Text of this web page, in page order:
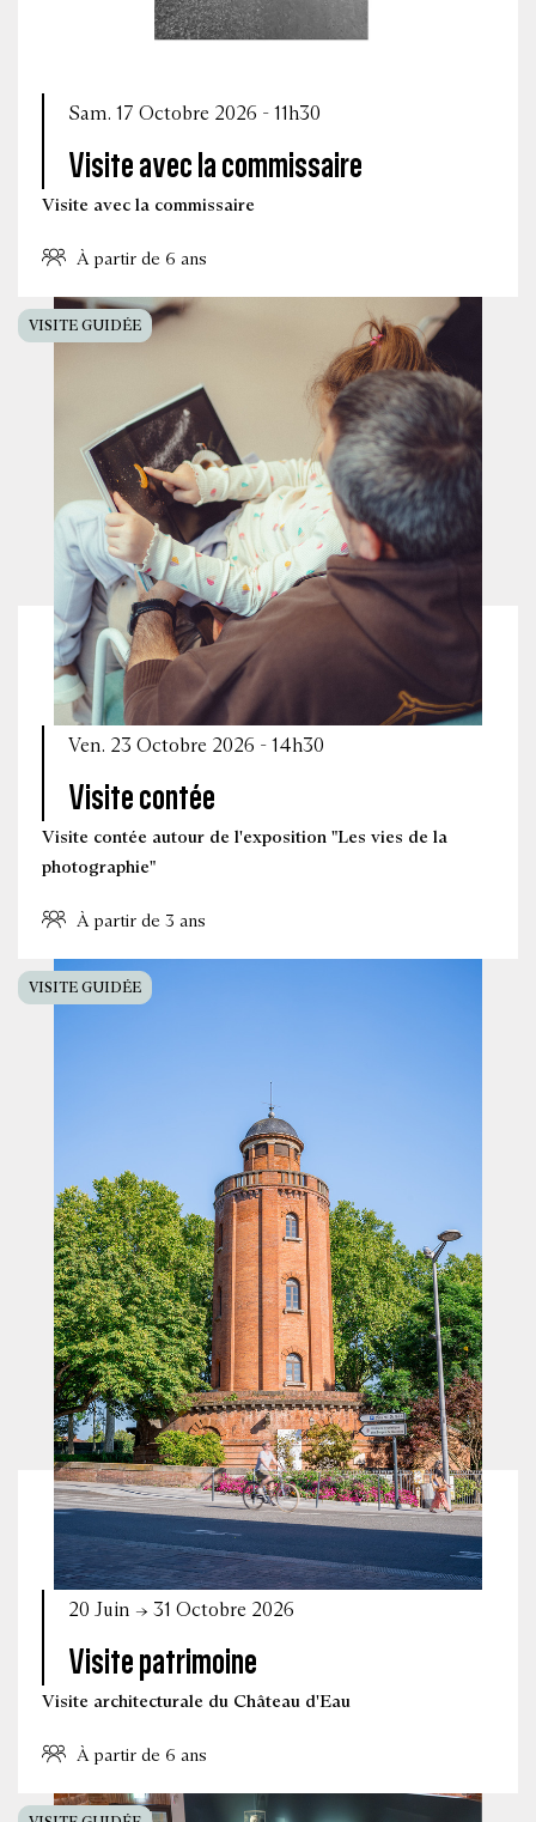
Visite avec la commissaire
Sam. 17 Octobre 2026 - 11h30
Visite avec la commissaire
À partir de 6 ans
Visite contée
Ven. 23 Octobre 2026 - 14h30
Visite contée autour de l'exposition "Les vies de la
photographie"
À partir de 3 ans
VISITE GUIDÉE
Visite patrimoine
20 Juin → 31 Octobre 2026
Visite architecturale du Château d'Eau
À partir de 6 ans
VISITE GUIDÉE